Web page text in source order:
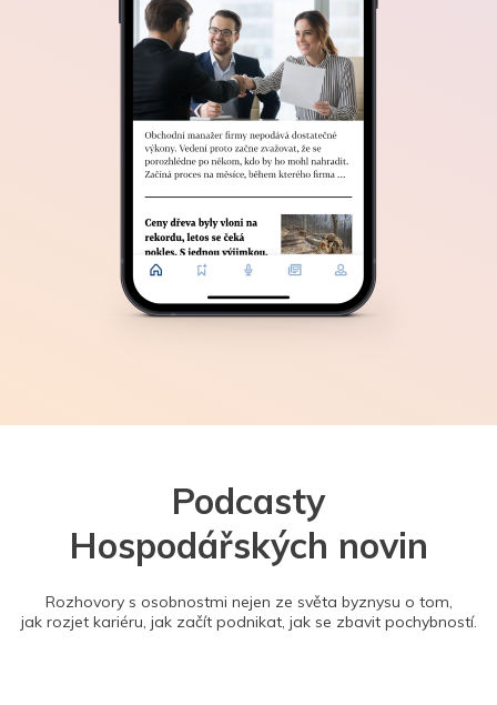
Podcasty
Hospodářských novin
Rozhovory s osobnostmi nejen ze světa byznysu o tom,
jak rozjet kariéru, jak začít podnikat, jak se zbavit pochybností.